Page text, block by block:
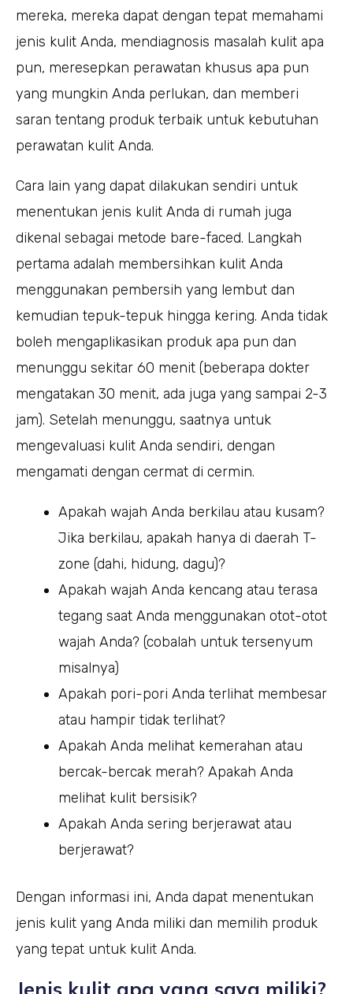
mereka, mereka dapat dengan tepat memahami
jenis kulit Anda, mendiagnosis masalah kulit apa
pun, meresepkan perawatan khusus apa pun
yang mungkin Anda perlukan, dan memberi
saran tentang produk terbaik untuk kebutuhan
perawatan kulit Anda.
Cara lain yang dapat dilakukan sendiri untuk
menentukan jenis kulit Anda di rumah juga
dikenal sebagai metode bare-faced. Langkah
pertama adalah membersihkan kulit Anda
menggunakan pembersih yang lembut dan
kemudian tepuk-tepuk hingga kering. Anda tidak
boleh mengaplikasikan produk apa pun dan
menunggu sekitar 60 menit (beberapa dokter
mengatakan 30 menit, ada juga yang sampai 2-3
jam). Setelah menunggu, saatnya untuk
mengevaluasi kulit Anda sendiri, dengan
mengamati dengan cermat di cermin.
Apakah wajah Anda berkilau atau kusam?
Jika berkilau, apakah hanya di daerah T-
zone (dahi, hidung, dagu)?
Apakah wajah Anda kencang atau terasa
tegang saat Anda menggunakan otot-otot
wajah Anda? (cobalah untuk tersenyum
misalnya)
Apakah pori-pori Anda terlihat membesar
atau hampir tidak terlihat?
Apakah Anda melihat kemerahan atau
bercak-bercak merah? Apakah Anda
melihat kulit bersisik?
Apakah Anda sering berjerawat atau
berjerawat?
Dengan informasi ini, Anda dapat menentukan
jenis kulit yang Anda miliki dan memilih produk
yang tepat untuk kulit Anda.